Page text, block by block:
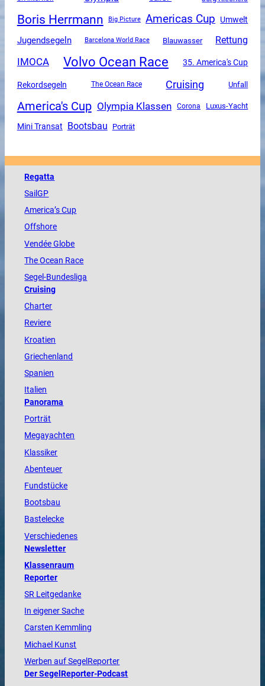
Boris Herrmann Big Picture Americas Cup Umwelt
Jugendsegeln Barcelona World Race Blauwasser
Rettung
IMOCA
Volvo Ocean Race 35. America's Cup
Rekordsegeln The Ocean Race Cruising Unfall
America's Cup Olympia Klassen Corona Luxus-Yacht
Mini Transat Bootsbau Porträt
Regatta
SailGP
America’s Cup
Offshore
VendéeGlobe
TheOcean Race
Segel-Bundesliga
Cruising
Charter
Reviere
Kroatien
Griechenland
Spanien
Italien
Panorama
Porträt
Megayachten
Klassiker
Abenteuer
Fundstücke
Bootsbau
Bastelecke
Verschiedenes
Newsletter
Klassenraum
Reporter
SR Leitgedanke
In eigener Sache
Carsten Kemmling
Michael Kunst
Werben auf SegelReporter
Der SegelReporter-Podcast